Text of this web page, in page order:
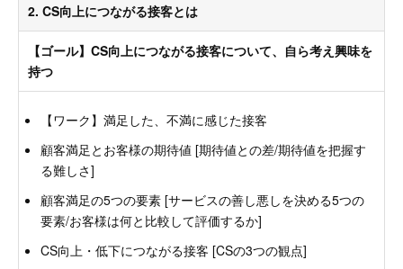
2. CS向上につながる接客とは
【ゴール】CS向上につながる接客について、自ら考え興味を
持つ
【ワーク】満足した、不満に感じた接客
顧客満足とお客様の期待値 [期待値との差/期待値を把握す
る難しさ]
顧客満足の5つの要素 [サービスの善し悪しを決める5つの
要素/お客様は何と比較して評価するか]
CS向上・低下につながる接客 [CSの3つの観点]